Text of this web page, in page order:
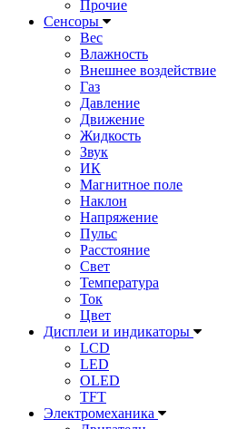
Прочие
Сенсоры
Вес
Влажность
Внешнее воздействие
Газ
Давление
Движение
Жидкость
Звук
ИК
Магнитное поле
Наклон
Напряжение
Пульс
Расстояние
Свет
Температура
Ток
Цвет
Дисплеи и индикаторы
LCD
LED
OLED
TFT
Электромеханика